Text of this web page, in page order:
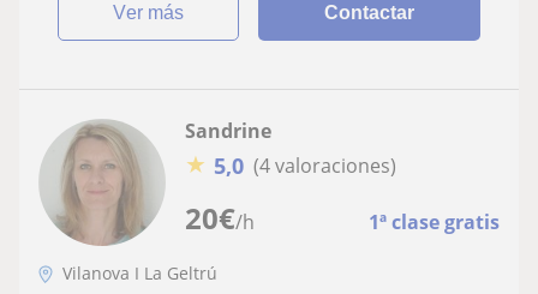
ver más Contactar
20€/h 1ª clase gratis
Sandrine
★ 5,0 (4 valoraciones)
Vilanova I La Geltrú